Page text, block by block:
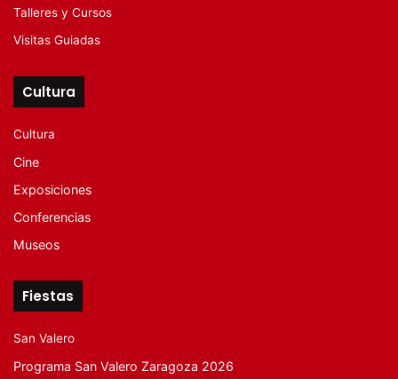
Talleres y Cursos
Visitas Guiadas
Cultura
Cultura
Cine
Exposiciones
Conferencias
Museos
Fiestas
San Valero
Programa San Valero Zaragoza 2026